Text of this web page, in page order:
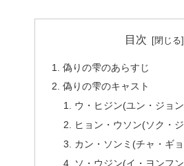
目次
偽りの雫のあらすじ
偽りの雫のキャスト
ウ・ヒジン(ユン・ジョ
ヒョン・ウソン(ソク・
カン・ソンミ(チャ・ギ
ソ・ウジン(イ・ヨンフ